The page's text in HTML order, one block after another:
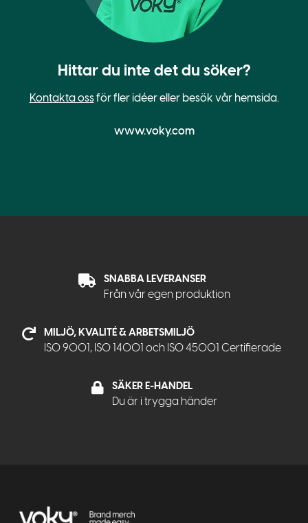
Hittar du inte det du söker?
Kontakta ossför fler idéer eller besök vår hemsida.
www.voky.com
SNABBA LEVERANSER
Från vår egen produktion
MILJÖ, KVALITÉ & ARBETSMILJÖ
ISO 9001, ISO 14001 och ISO 45001 Certifierade
SÄKER E-HANDEL
Du är i trygga händer